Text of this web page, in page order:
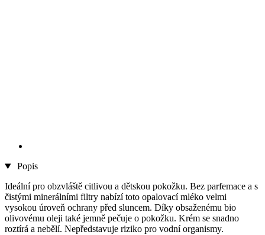
Popis
Ideální pro obzvláště citlivou a dětskou pokožku. Bez parfemace a s
čistými minerálními filtry nabízí toto opalovací mléko velmi
vysokou úroveň ochrany před sluncem. Díky obsaženému bio
olivovému oleji také jemně pečuje o pokožku. Krém se snadno
roztírá a nebělí. Nepředstavuje riziko pro vodní organismy.